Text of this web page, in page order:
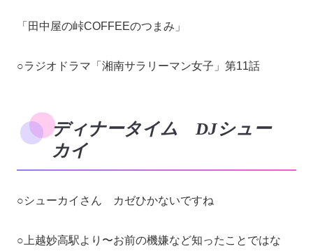
「田中屋の峠COFFEEのつまみ」
○ラジオドラマ「湘南サラリーマン女子」第11話
ディナータイム DJシュー
カイ
○シューカイさん カゼひかないですね
○上越妙高駅より〜お前の機嫌など知ったことではな